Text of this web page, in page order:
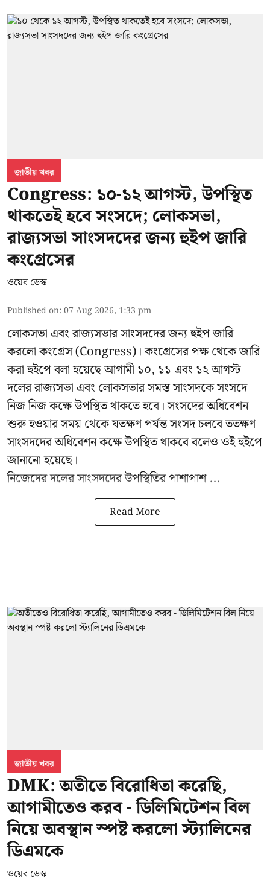
জাতীয় খবর
Congress: ১০-১২ আগস্ট, উপস্থিত
থাকতেই হবে সংসদে; লোকসভা,
রাজ্যসভা সাংসদদের জন্য হুইপ জারি
কংগ্রেসের
ওয়েব ডেস্ক
Published on:07 Aug 2026, 1:33 pm
লোকসভা এবং রাজ্যসভার সাংসদদের জন্য হুইপ জারি
করলো কংগ্রেস (Congress)। কংগ্রেসের পক্ষ থেকে জারি
করা হুইপে বলা হয়েছে আগামী ১০, ১১ এবং ১২ আগস্ট
দলের রাজ্যসভা এবং লোকসভার সমস্ত সাংসদকে সংসদে
নিজ নিজ কক্ষে উপস্থিত থাকতে হবে। সংসদের অধিবেশন
শুরু হওয়ার সময় থেকে যতক্ষণ পর্যন্ত সংসদ চলবে ততক্ষণ
সাংসদদের অধিবেশন কক্ষে উপস্থিত থাকবে বলেও ওই হুইপে
জানানো হয়েছে।
নিজেদের দলের সাংসদদের উপস্থিতির পাশাপাশ ...
Read More
জাতীয় খবর
DMK: অতীতে বিরোধিতা করেছি,
আগামীতেও করব - ডিলিমিটেশন বিল
নিয়ে অবস্থান স্পষ্ট করলো স্ট্যালিনের
ডিএমকে
ওয়েব ডেস্ক